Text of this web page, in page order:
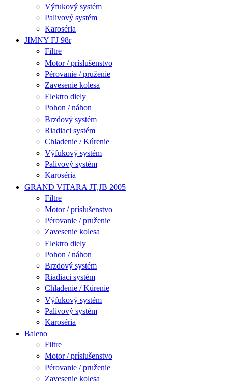
Výfukový systém
Palivový systém
Karoséria
JIMNY FJ 98r
Filtre
Motor / príslušenstvo
Pérovanie / pruženie
Zavesenie kolesa
Elektro diely
Pohon / náhon
Brzdový systém
Riadiaci systém
Chladenie / Kúrenie
Výfukový systém
Palivový systém
Karoséria
GRAND VITARA JT,JB 2005
Filtre
Motor / príslušenstvo
Pérovanie / pruženie
Zavesenie kolesa
Elektro diely
Pohon / náhon
Brzdový systém
Riadiaci systém
Chladenie / Kúrenie
Výfukový systém
Palivový systém
Karoséria
Baleno
Filtre
Motor / príslušenstvo
Pérovanie / pruženie
Zavesenie kolesa